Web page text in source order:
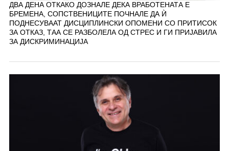
ДВА ДЕНА ОТКАКО ДОЗНАЛЕ ДЕКА ВРАБОТЕНАТА Е
БРЕМЕНА, СОПСТВЕНИЦИТЕ ПОЧНАЛЕ ДА Ѝ
ПОДНЕСУВААТ ДИСЦИПЛИНСКИ ОПОМЕНИ СО ПРИТИСОК
ЗА ОТКАЗ, ТАА СЕ РАЗБОЛЕЛА ОД СТРЕС И ГИ ПРИЈАВИЛА
ЗА ДИСКРИМИНАЦИЈА